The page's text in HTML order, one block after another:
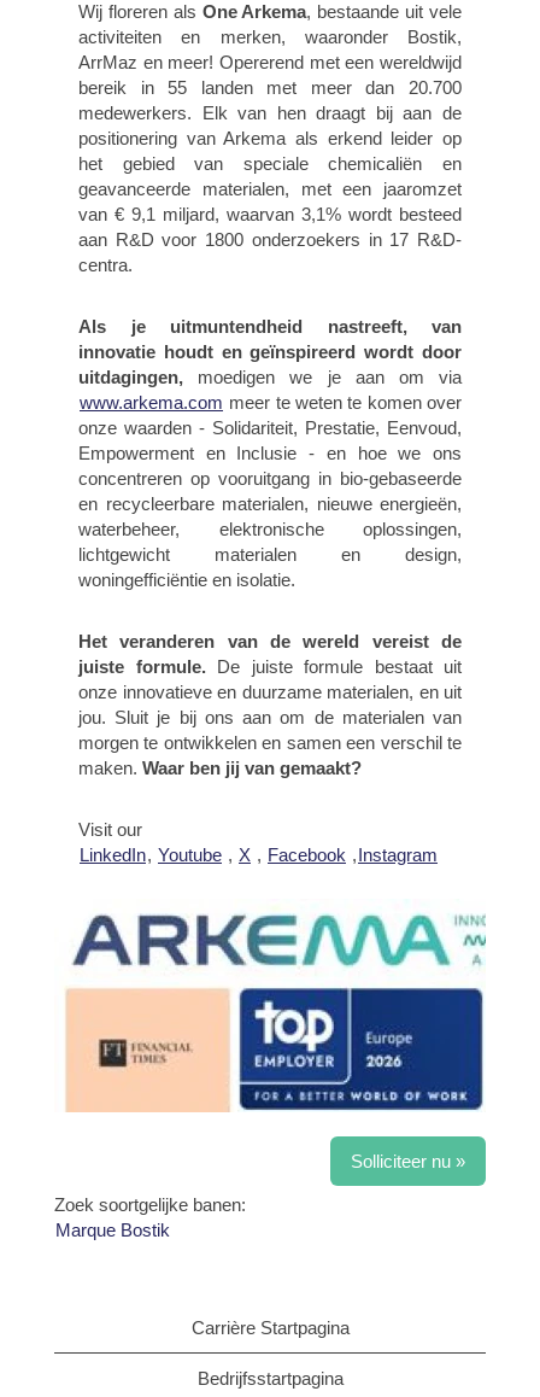
Wij floreren als One Arkema, bestaande uit vele
activiteiten en merken, waaronder Bostik,
ArrMaz en meer! Opererend met een wereldwijd
bereik in 55 landen met meer dan 20.700
medewerkers. Elk van hen draagt bij aan de
positionering van Arkema als erkend leider op
het gebied van speciale chemicaliën en
geavanceerde materialen, met een jaaromzet
van € 9,1 miljard, waarvan 3,1% wordt besteed
aan R&D voor 1800 onderzoekers in 17 R&D-
centra.
Als je uitmuntendheid nastreeft, van
innovatie houdt en geïnspireerd wordt door
uitdagingen, moedigen we je aan om via
www.arkema.com meer te weten te komen over
onze waarden - Solidariteit, Prestatie, Eenvoud,
Empowerment en Inclusie - en hoe we ons
concentreren op vooruitgang in bio-gebaseerde
en recycleerbare materialen, nieuwe energieën,
waterbeheer, elektronische oplossingen,
lichtgewicht materialen en design,
woningefficiëntie en isolatie.
Het veranderen van de wereld vereist de
juiste formule. De juiste formule bestaat uit
onze innovatieve en duurzame materialen, en uit
jou. Sluit je bij ons aan om de materialen van
morgen te ontwikkelen en samen een verschil te
maken. Waar ben jij van gemaakt?
Visit our
LinkedIn, Youtube , X , Facebook ,Instagram
Solliciteer nu »
Zoek soortgelijke banen:
Marque Bostik
Carrière Startpagina
Bedrijfsstartpagina